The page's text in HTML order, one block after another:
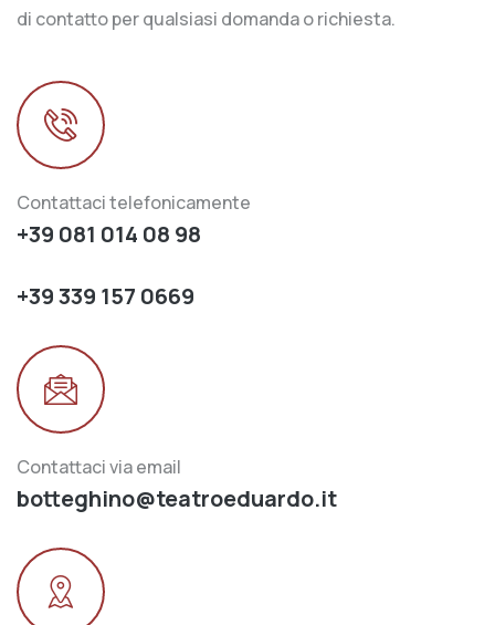
di contatto per qualsiasi domanda o richiesta.
Contattaci telefonicamente
+39 081 014 08 98
+39 339 157 0669
Contattaci via email
botteghino@teatroeduardo.it